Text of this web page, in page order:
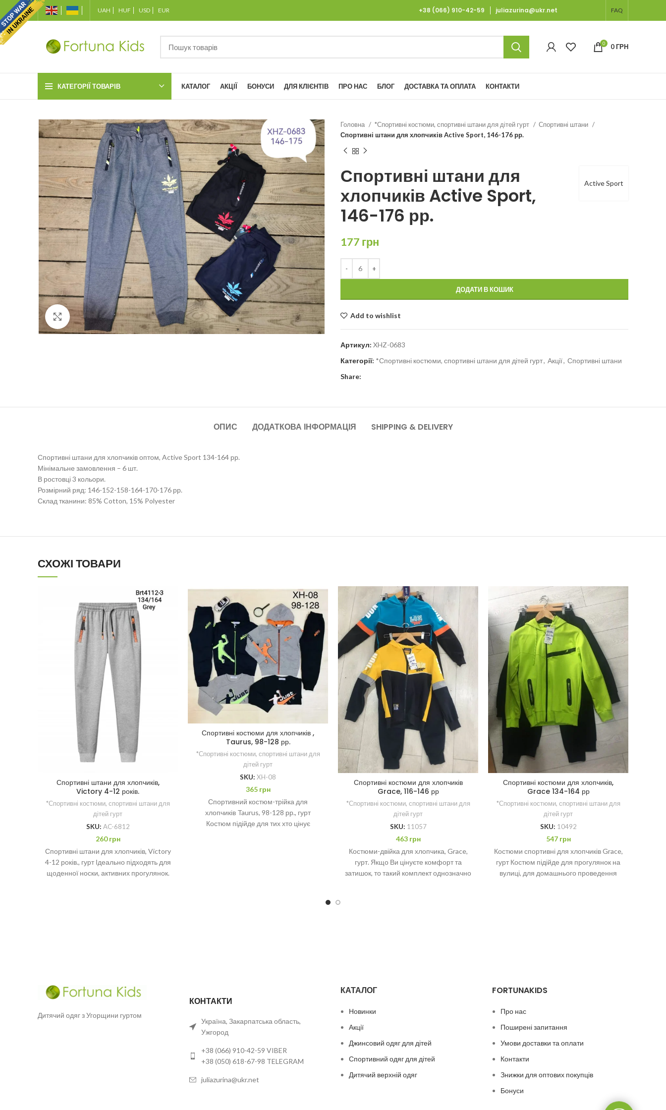
UAH HUF USD EUR +38 (066) 910-42-59 juliazurina@ukr.net FAQ
0 0ГРН
КАТЕГОРІЇ ТОВАРІВ КАТАЛОГ АКЦІЇ БОНУСИ ДЛЯ КЛІЄНТІВ ПРО НАС БЛОГ ДОСТАВКА ТА ОПЛАТА КОНТАКТИ
Click to enlarge
Головна *Спортивні костюми, спортивні штани для дітей гурт
Спортивні штани
Спортивні штани для хлопчиків Active Sport, 146-176 рр.
Active Sport
Спортивні штани для
хлопчиків Active Sport,
146-176 рр.
177 грн
ДОДАТИ В КОШИК
Add to wishlist
Артикул: XHZ-0683
Категорії: *Спортивні костюми, спортивні штани для дітей гурт, Акції, Спортивні штани
Share:
ОПИС ДОДАТКОВА ІНФОРМАЦІЯ SHIPPING & DELIVERY
Спортивні штани для хлопчиків оптом, Active Sport 134-164 рр.
Мінімальне замовлення – 6 шт.
В ростовці 3 кольори.
Розмірний ряд: 146-152-158-164-170-176 рр.
Склад тканини: 85% Cotton, 15% Polyester
СХОЖІ ТОВАРИ
Спортивні штани для хлопчиків,
Victory 4-12 років.
*Спортивні костюми, спортивні штани для
дітей гурт
SKU: AC-6812
260грн
Спортивні штани для хлопчиків, Victory
4-12 років., гурт Ідеально підходять для
щоденної носки, активних прогулянок.
Спортивні костюми для хлопчиків ,
Taurus, 98-128 рр.
*Спортивні костюми, спортивні штани для
дітей гурт
SKU: XH-08
365 грн
Спортивний костюм-трійка для
хлопчиків Taurus, 98-128 рр., гурт
Костюм підійде для тих хто цінує
Спортивні костюми для хлопчиків
Grace, 116-146 рр
*Спортивні костюми, спортивні штани для
дітей гурт
SKU: 11057
463 грн
Костюми-двійка для хлопчика, Grace,
гурт. Якщо Ви цінуєте комфорт та
затишок, то такий комплект однозначно
Спортивні костюми для хлопчиків,
Grace 134-164 рр
*Спортивні костюми, спортивні штани для
дітей гурт
SKU: 10492
547 грн
Костюми спортивні для хлопчиків Grace,
гурт Костюм підійде для прогулянок на
вулиці, для домашнього проведення
Дитячий одяг з Угорщини гуртом
КОНТАКТИ
Україна, Закарпатська область,
Ужгород
+38 (066) 910-42-59 VIBER
+38 (050) 618-67-98 TELEGRAM
juliazurina@ukr.net
КАТАЛОГ
Новинки
Акції
Джинсовий одяг для дітей
Спортивний одяг для дітей
Дитячий верхній одяг
FORTUNAKIDS
Про нас
Поширені запитання
Умови доставки та оплати
Контакти
Знижки для оптових покупців
Бонуси